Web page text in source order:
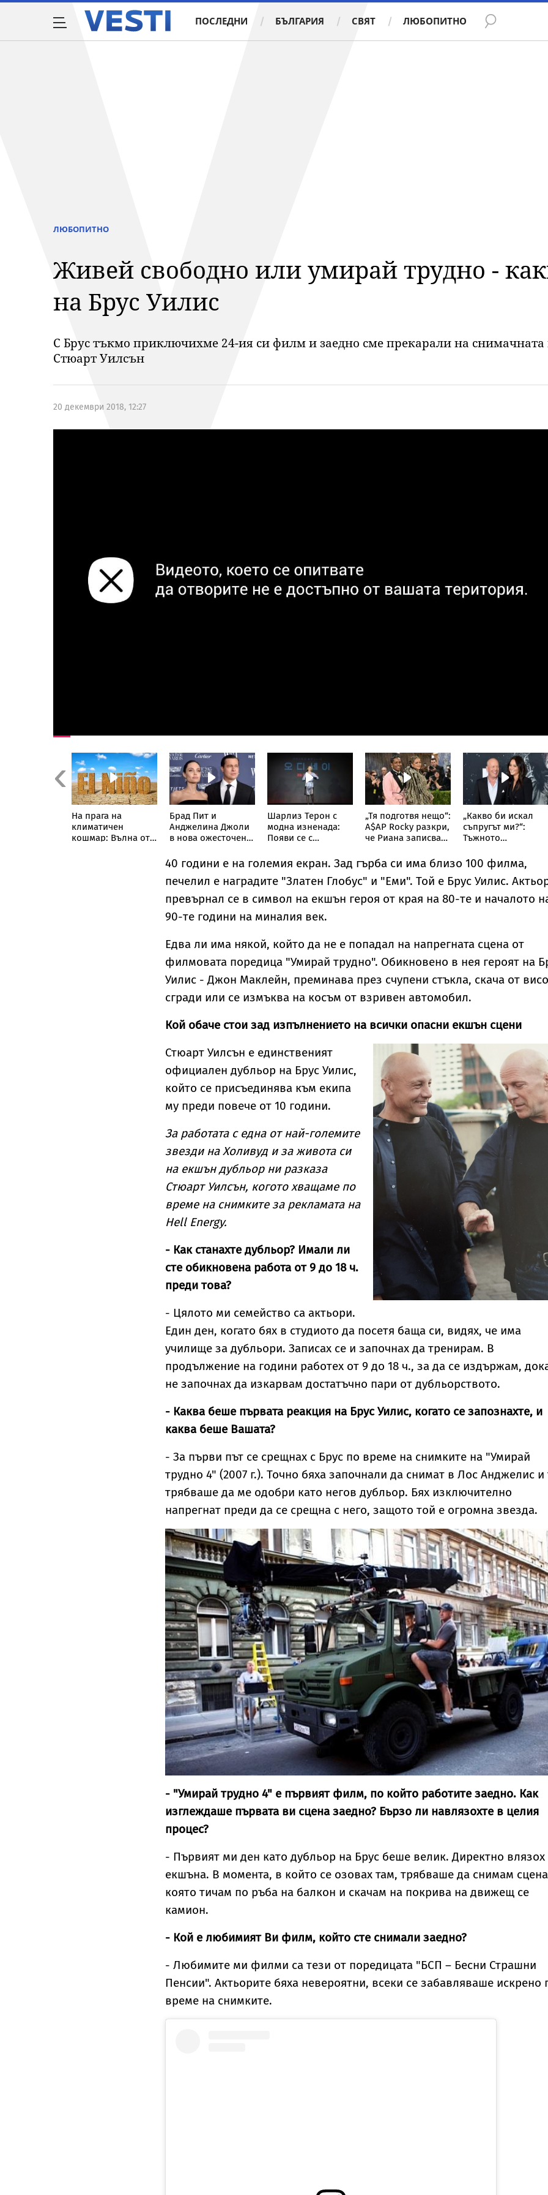
ПОСЛЕДНИ БЪЛГАРИЯ СВЯТ ЛЮБОПИТНО
ЛЮБОПИТНО
Живей свободно или умирай трудно -
на Брус Уилис
С Брус тъкмо приключихме 24-ия си филм и заедно сме прекарали на
Стюарт Уилсън
20 декември 2018, 12:27
Previous
На прага на
климатичен
кошмар: Вълна от
Брад Пит и
Анджелина Джоли
в нова ожесточена
милиони
Шарлиз Терон с
модна изненада:
Появи се с
тип „дъждобран“
„Тя подготвя нещо“:
A$AP Rocky разкри,
че Риана записва
„Какво би искал
съпругът ми?“:
Тъжното
съпругата на Брус
Уилис след юбилея
ѝ
40 години е на големия екран. Зад гърба си има близо 100 филма,
печелил е наградите "Златен Глобус" и "Еми". Той е Брус Уилис.
превърнал се в символ на екшън героя от края на 80-те и началото
90-те години на миналия век.
Едва ли има някой, който да не е попадал на напрегната сцена от
филмовата поредица "Умирай трудно". Обикновено в нея героят на
Уилис - Джон Маклейн, преминава през счупени стъкла, скача от
сгради или се измъква на косъм от взривен автомобил.
Кой обаче стои зад изпълнението на всички опасни екшън сцени
Стюарт Уилсън е единственият
официален дубльор на Брус Уилис,
който се присъединява към екипа
му преди повече от 10 години.
За работата с една от най-големите
звезди на Холивуд и за живота си
на екшън дубльор ни разказа
Стюарт Уилсън, когото хващаме по
време на снимките за рекламата на
Hell Energy.
- Как станахте дубльор? Имали ли
сте обикновена работа от 9 до 18 ч.
преди това?
- Цялото ми семейство са актьори.
Един ден, когато бях в студиото да посетя баща си, видях, че има
училище за дубльори. Записах се и започнах да тренирам. В
продължение на години работех от 9 до 18 ч., за да се издържам,
не започнах да изкарвам достатъчно пари от дубльорството.
- Каква беше първата реакция на Брус Уилис, когато се запознахте, и
каква беше Вашата?
- За първи път се срещнах с Брус по време на снимките на "Умирай
трудно 4" (2007 г.). Точно бяха започнали да снимат в Лос Анджелис и
трябваше да ме одобри като негов дубльор. Бях изключително
напрегнат преди да се срещна с него, защото той е огромна звезда.
- "Умирай трудно 4" е първият филм, по който работите заедно. Как
изглеждаше първата ви сцена заедно? Бързо ли навлязохте в целия
процес?
- Първият ми ден като дубльор на Брус беше велик. Директно влязох
екшъна. В момента, в който се озовах там, трябваше да снимам
която тичам по ръба на балкон и скачам на покрива на движещ се
камион.
- Кой е любимият Ви филм, който сте снимали заедно?
- Любимите ми филми са тези от поредицата "БСП – Бесни Страшни
Пенсии". Актьорите бяха невероятни, всеки се забавляваше искрено
време на снимките.